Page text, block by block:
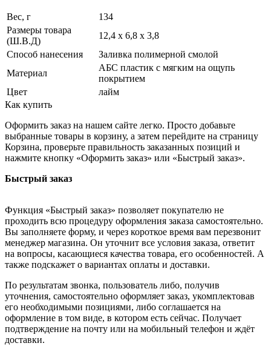
Вес, г
134
Размеры товара
(Ш.В.Д)
12,4 х 6,8 х 3,8
Способ нанесения
Заливка полимерной смолой
Материал
АБС пластик с мягким на ощупь
покрытием
Цвет
лайм
Как купить
Оформить заказ на нашем сайте легко. Просто добавьте
выбранные товары в корзину, а затем перейдите на страницу
Корзина, проверьте правильность заказанных позиций и
нажмите кнопку «Оформить заказ» или «Быстрый заказ».
Быстрый заказ
Функция «Быстрый заказ» позволяет покупателю не
проходить всю процедуру оформления заказа самостоятельно.
Вы заполняете форму, и через короткое время вам перезвонит
менеджер магазина. Он уточнит все условия заказа, ответит
на вопросы, касающиеся качества товара, его особенностей. А
также подскажет о вариантах оплаты и доставки.
По результатам звонка, пользователь либо, получив
уточнения, самостоятельно оформляет заказ, укомплектовав
его необходимыми позициями, либо соглашается на
оформление в том виде, в котором есть сейчас. Получает
подтверждение на почту или на мобильный телефон и ждёт
доставки.